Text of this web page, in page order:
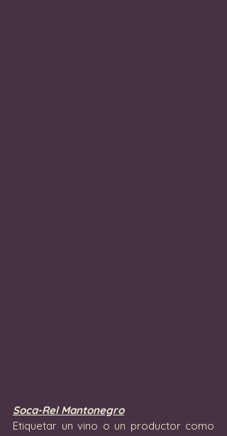
Soca-Rel Mantonegro
Etiquetar un vino o un productor como